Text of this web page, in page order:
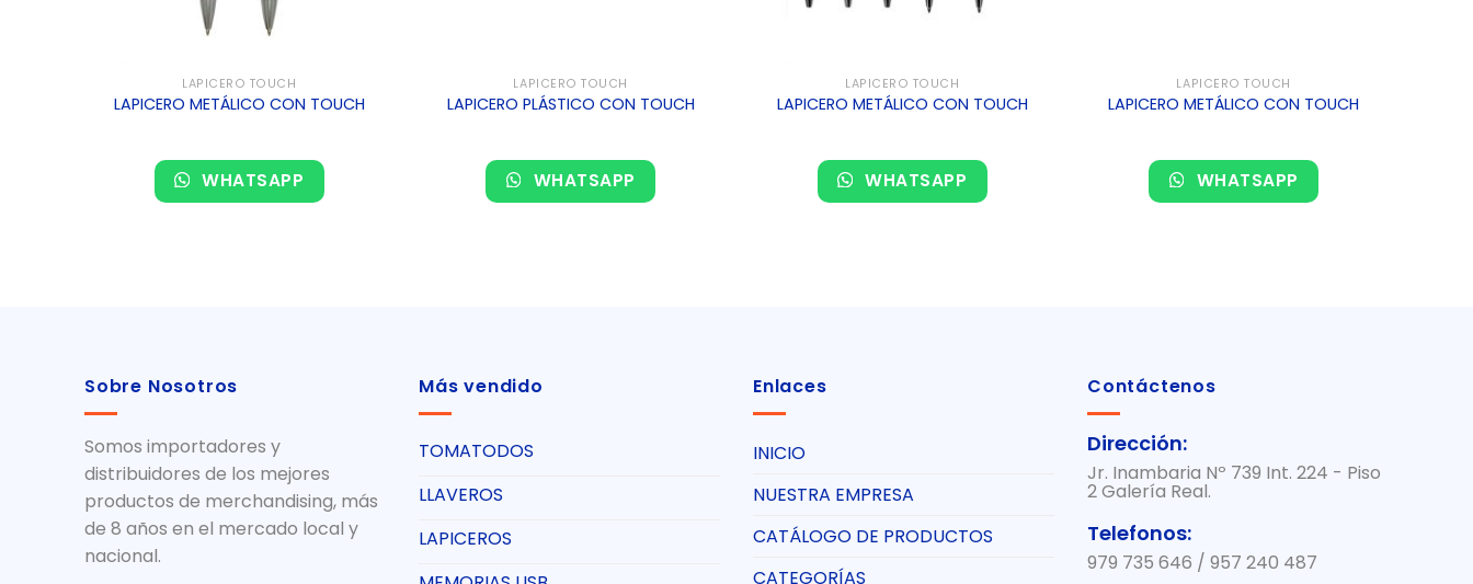
LAPICERO TOUCH
LAPICERO METÁLICO CON TOUCH
WHATSAPP
LAPICERO TOUCH
LAPICERO PLÁSTICO CON TOUCH
WHATSAPP
LAPICERO TOUCH
LAPICERO METÁLICO CON TOUCH
WHATSAPP
LAPICERO TOUCH
LAPICERO METÁLICO CON TOUCH
WHATSAPP
Sobre Nosotros
Somos importadores y
distribuidores de los mejores
productos de merchandising, más
de 8 años en el mercado local y
nacional.
Más vendido
TOMATODOS
LLAVEROS
LAPICEROS
Enlaces
INICIO
NUESTRA EMPRESA
CATÁLOGO DE PRODUCTOS
CATEGORÍAS
Contáctenos
Dirección:
Jr. Inambaria Nº 739 Int. 224 - Piso
2 Galería Real.
Telefonos:
979 735 646 / 957 240 487